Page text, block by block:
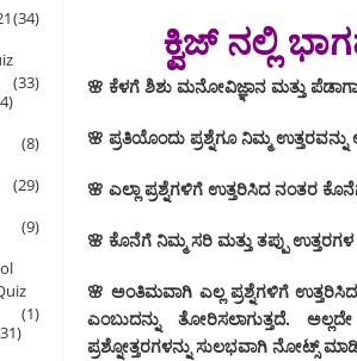
(34)
(33)
(8)
(29)
(9)
(1)
ಕ್ವಿಜ್ ನಲ್ಲಿ‌
🌸 ಕೆಳಗೆ ಶಿಶು ಮನೋವಿಜ್ಞಾನ ಮತ್ತು
🌸 ಪ್ರತಿಯೊಂದು ಪ್ರಶ್ನೆಗೂ ನಿಮ್ಮ
🌸 ಎಲ್ಲಾ ಪ್ರಶ್ನೆಗಳಿಗೆ ಉತ್ತರಿಸಿದ ನಂತರ
🌸 ಕೊನೆಗೆ ನಿಮ್ಮ ಸರಿ ಮತ್ತು ತಪ್ಪು
🌸 ಅಂತಿಮವಾಗಿ ಎಲ್ಲ ಪ್ರಶ್ನೆಗಳಿಗೆ
ಎಂಬುದನ್ನು ತೋರಿಸಲಾಗುತ್ತದೆ.
ಪ್ರಶ್ನೋತ್ತರಗಳನ್ನು ಸುಲಭವಾಗಿ ನೋಟ್ಸ್